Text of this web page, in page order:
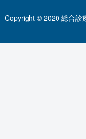
Copyright © 2020 総合診